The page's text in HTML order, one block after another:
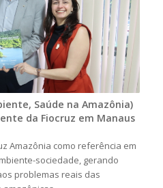
Saúde na Amazônia)
da Fiocruz em Manaus
Amazônia como referência em
sociedade, gerando
problemas reais das